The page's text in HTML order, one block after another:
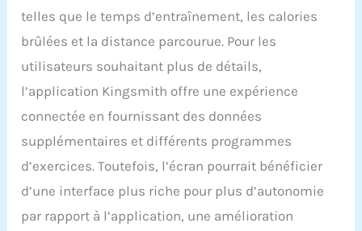
ni votre foyer ni vos
voisins du dessous.
Fonctionnant en douceur
sur des plages de vitesse
allant de 1 à 12 kilomètres
par heure, il s'adapte à
une variété de besoins
permettant de
personnaliser votre
entraînement selon vos
exigences quotidiennes.
Expérience de Course
telles que le temps d’entraînement, les calories
brûlées et la distance parcourue. Pour les
utilisateurs souhaitant plus de détails,
l’application Kingsmith offre une expérience
connectée en fournissant des données
supplémentaires et différents programmes
d’exercices. Toutefois, l’écran pourrait bénéficier
d’une interface plus riche pour plus d’autonomie
par rapport à l’application, une amélioration